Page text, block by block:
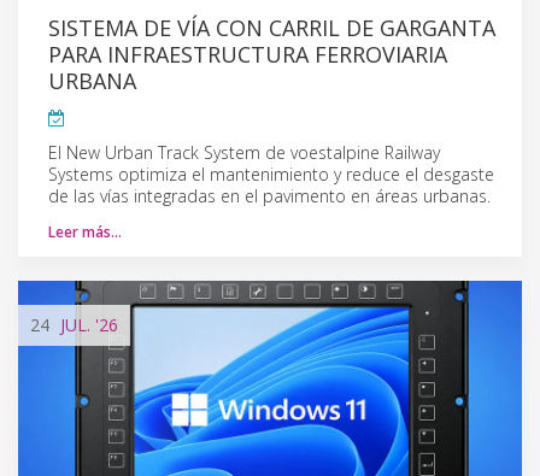
SISTEMA DE VÍA CON CARRIL DE GARGANTA
PARA INFRAESTRUCTURA FERROVIARIA
URBANA
El New Urban Track System de voestalpine Railway
Systems optimiza el mantenimiento y reduce el desgaste
de las vías integradas en el pavimento en áreas urbanas.
Leer más…
24 JUL. '26